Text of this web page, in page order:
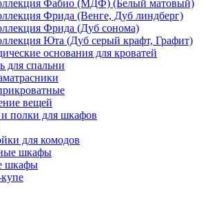
Фабио (МДФ) (Белый матовый)
Фрида (Венге, Дуб линдберг)
Фрида (Дуб сонома)
Юта (Дуб серый крафт, Графит)
основания для кроватей
для спальни
вещей
и полки для шкафов
для комодов
шкафы
шкафы